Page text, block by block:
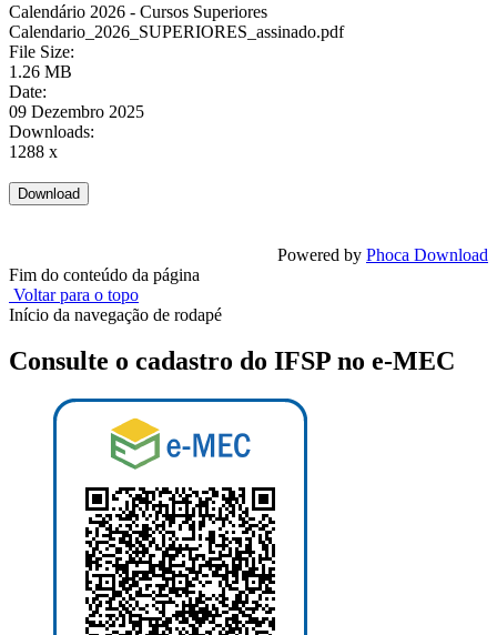
Calendário 2026 - Cursos Superiores
Calendario_2026_SUPERIORES_assinado.pdf
File Size:
1.26 MB
Date:
09 Dezembro 2025
Downloads:
1288 x
Powered by Phoca Download
Fim do conteúdo da página
Voltar para o topo
Início da navegação de rodapé
Consulte o cadastro do IFSP no e-MEC